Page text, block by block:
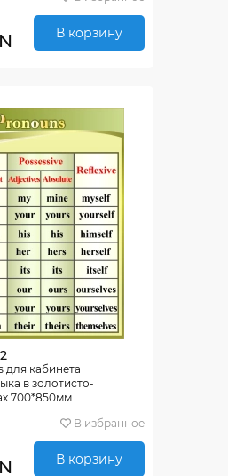
В корзину
для кабинета
в золотисто-
700*850мм
В избранное
В корзину